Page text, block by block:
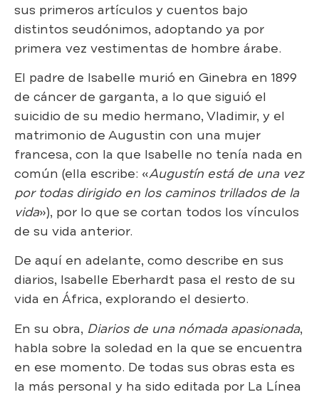
sus primeros artículos y cuentos bajo
distintos seudónimos, adoptando ya por
primera vez vestimentas de hombre árabe.
El padre de Isabelle murió en Ginebra en 1899
de cáncer de garganta, a lo que siguió el
suicidio de su medio hermano, Vladimir, y el
matrimonio de Augustin con una mujer
francesa, con la que Isabelle no tenía nada en
común (ella escribe: «Augustín está de una vez
por todas dirigido en los caminos trillados de la
vida»), por lo que se cortan todos los vínculos
de su vida anterior.
De aquí en adelante, como describe en sus
diarios, Isabelle Eberhardt pasa el resto de su
vida en África, explorando el desierto.
En su obra, Diarios de una nómada apasionada,
habla sobre la soledad en la que se encuentra
en ese momento. De todas sus obras esta es
la más personal y ha sido editada por La Línea